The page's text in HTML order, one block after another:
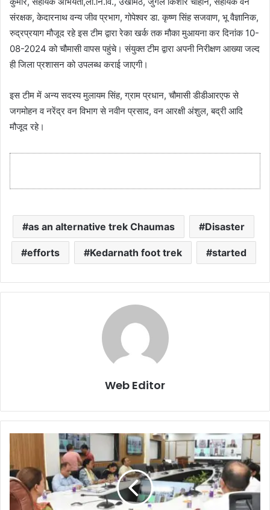
संरक्षक, केदारनाथ वन्य जीव प्रभाग, गोपेश्वर डा. कृष्ण सिंह सजवाण, भू वैज्ञानिक,
रुद्रप्रयाग मौजूद रहे इस टीम द्वारा रेका खर्क तक मौका मुआयना कर दिनांक 10-
08-2024 को चौमासी वापस पहुंचे। संयुक्त टीम द्वारा अपनी निरीक्षण आख्या जल्द
ही जिला प्रशासन को उपलब्ध कराई जाएगी।
इस टीम में अन्य सदस्य मुलायम सिंह, ग्राम प्रधान, चौमासी डीडीआरएफ से
जगमोहन व नरेंद्र वन विभाग से नवीन प्रसाद, वन आरक्षी अंशुल, बद्री आदि
मौजूद रहे।
as an alternative trek Chaumas Disaster
efforts Kedarnath foot trek started
Web Editor